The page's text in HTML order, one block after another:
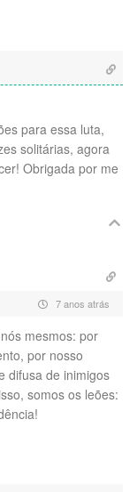
para essa luta,
solitárias, agora
Obrigada por me
7 anos atrás
mesmos: por
por nosso
difusa de inimigos
somos os leões: